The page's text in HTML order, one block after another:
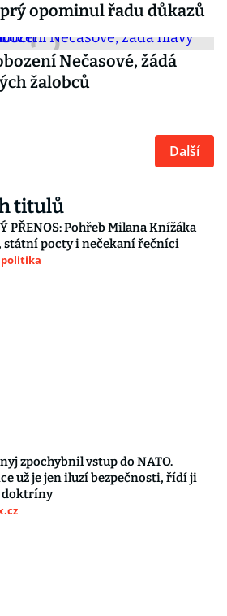
opominul řadu důkazů
Nečasové, žádá
žalobců
Další
titulů
PŘENOS: Pohřeb Milana Knížáka
státní pocty i nečekaní řečníci
politika
zpochybnil vstup do NATO.
už je jen iluzí bezpečnosti, řídí ji
doktríny